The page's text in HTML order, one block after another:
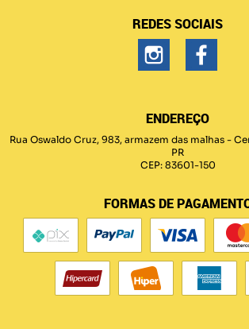
REDES SOCIAIS
ENDEREÇO
Rua Oswaldo Cruz, 983, armazem das malhas -
PR
CEP: 83601-150
FORMAS DE